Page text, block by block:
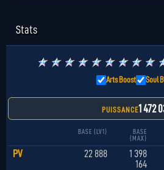
Stats
★ ★ ★ ★ ★ ★ ★ ★ ★
Arts Boost Soul
PUISSANCE1 472
BASE (LV1)
BASE
(MAX)
PV 22 888
1 398
164